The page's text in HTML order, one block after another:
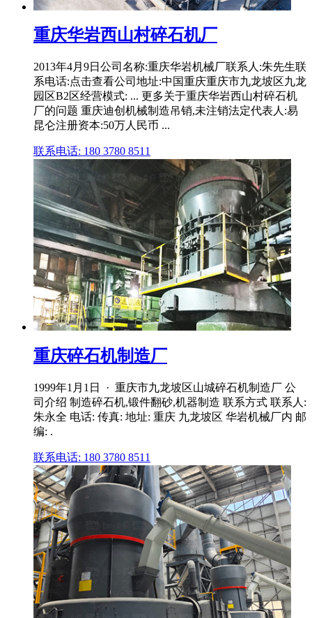
重庆华岩西山村碎石机厂
2013年4月9日公司名称:重庆华岩机械厂联系人:朱先生联
系电话:点击查看公司地址:中国重庆重庆市九龙坡区九龙
园区B2区经营模式: ... 更多关于重庆华岩西山村碎石机
厂的问题 重庆迪创机械制造吊销,未注销法定代表人:易
昆仑注册资本:50万人民币 ...
联系电话: 180 3780 8511
重庆碎石机制造厂
1999年1月1日 · 重庆市九龙坡区山城碎石机制造厂 公
司介绍 制造碎石机,锻件翻砂,机器制造 联系方式 联系人:
朱永全 电话: 传真: 地址: 重庆 九龙坡区 华岩机械厂内 邮
编: .
联系电话: 180 3780 8511